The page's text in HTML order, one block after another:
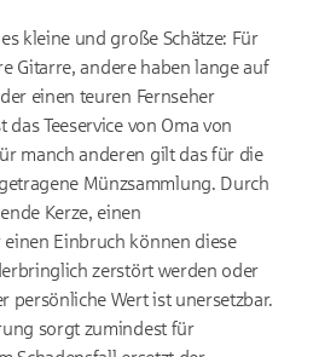
kleine und große Schätze: Für
Gitarre, andere haben lange auf
einen teuren Fernseher
Teeservice von Oma von
manch anderen gilt das für die
Münzsammlung. Durch
Kerze, einen
Einbruch können diese
zerstört werden oder
persönliche Wert ist unersetzbar.
sorgt zumindest für